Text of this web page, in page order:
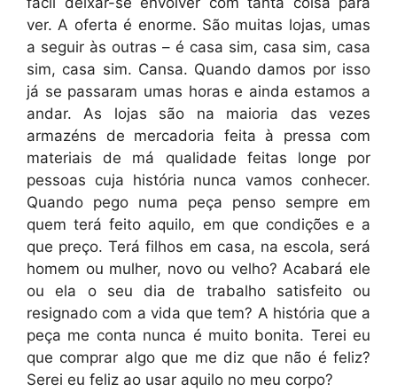
ver. A oferta é enorme. São muitas lojas, umas
a seguir às outras – é casa sim, casa sim, casa
sim, casa sim. Cansa. Quando damos por isso
já se passaram umas horas e ainda estamos a
andar. As lojas são na maioria das vezes
armazéns de mercadoria feita à pressa com
materiais de má qualidade feitas longe por
pessoas cuja história nunca vamos conhecer.
Quando pego numa peça penso sempre em
quem terá feito aquilo, em que condições e a
que preço. Terá filhos em casa, na escola, será
homem ou mulher, novo ou velho? Acabará ele
ou ela o seu dia de trabalho satisfeito ou
resignado com a vida que tem? A história que a
peça me conta nunca é muito bonita. Terei eu
que comprar algo que me diz que não é feliz?
Serei eu feliz ao usar aquilo no meu corpo?